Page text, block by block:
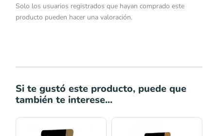
Solo los usuarios registrados que hayan comprado este
producto pueden hacer una valoración.
Si te gustó este producto, puede que
también te interese...